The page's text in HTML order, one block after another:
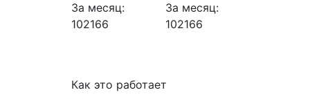
За месяц:
102166
За месяц:
102166
Как это работает